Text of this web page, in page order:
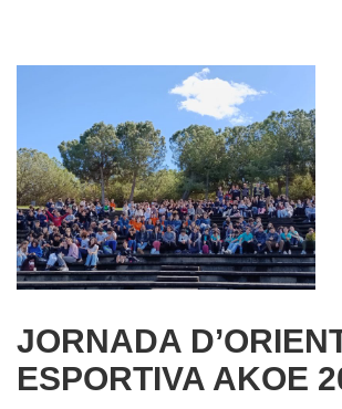
JORNADA
ESPORTIVA AKOE